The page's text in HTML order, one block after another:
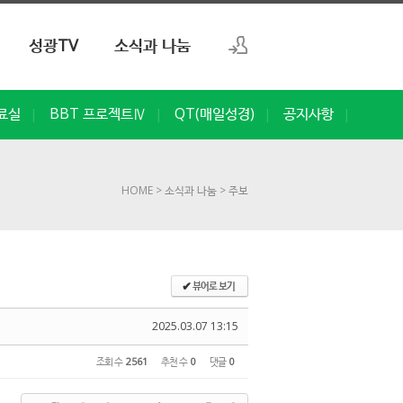
성광TV 소식과 나눔
실 | BBT 프로젝트Ⅳ | QT(매일성경) | 공지사항 |
HOME > 소식과 나눔 > 주보
✔뷰어로 보기
2025.03.07 13:15
조회 수 2561 추천 수 0 댓글 0